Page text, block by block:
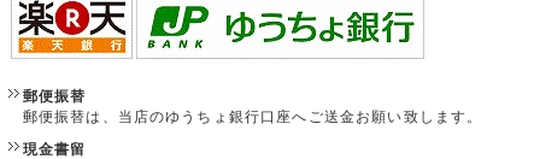
郵便振替
郵便振替は、当店のゆうちょ銀行口座へご送金お願い致します。
現金書留